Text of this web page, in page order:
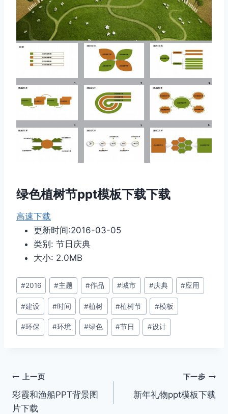
绿色植树节ppt模板下载下载
高速下载
更新时间:2016-03-05
类别: 节日庆典
大小: 2.0MB
文
章
标
签：
#2016 #主题 #作品 #城市 #庆典 #应用
#建设 #时间 #植树 #植树节 #模板
#环保 #环境 #绿色 #节日 #设计
文
章
上一页
彩霞和渔船PPT背景图
片下载
下一步
新年礼物ppt模板下载